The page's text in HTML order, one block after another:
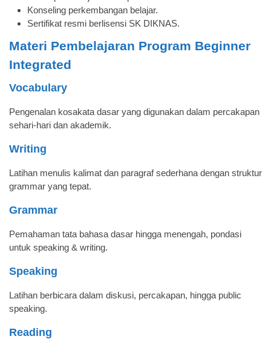
Konseling perkembangan belajar.
Sertifikat resmi berlisensi SK DIKNAS.
Materi Pembelajaran Program Beginner
Integrated
Vocabulary
Pengenalan kosakata dasar yang digunakan dalam percakapan
sehari-hari dan akademik.
Writing
Latihan menulis kalimat dan paragraf sederhana dengan struktur
grammar yang tepat.
Grammar
Pemahaman tata bahasa dasar hingga menengah, pondasi
untuk speaking & writing.
Speaking
Latihan berbicara dalam diskusi, percakapan, hingga public
speaking.
Reading